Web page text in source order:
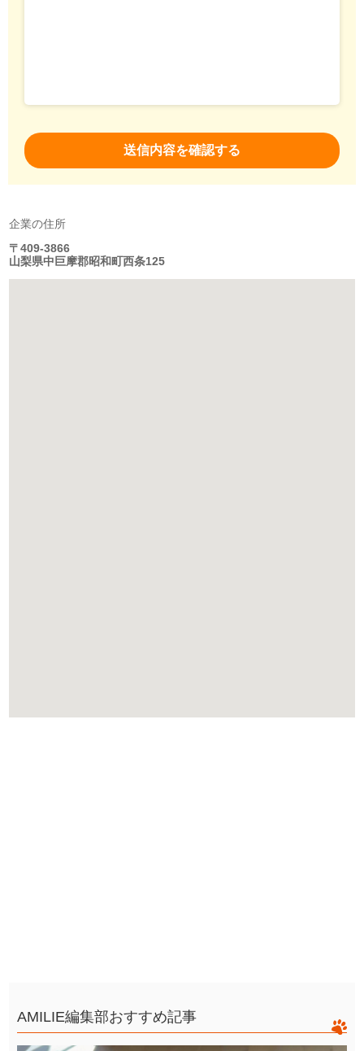
企業の住所
〒409-3866
山梨県中巨摩郡昭和町西条125
AMILIE編集部おすすめ記事